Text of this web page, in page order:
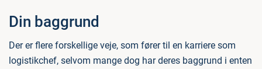
Din baggrund
Der er flere forskellige veje, som fører til en karriere som
logistikchef, selvom mange dog har deres baggrund i enten